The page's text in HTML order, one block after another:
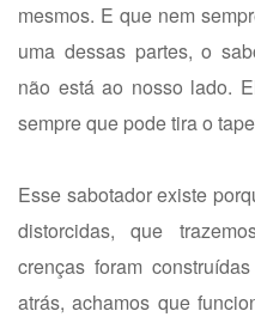
mesmos. E que nem
uma dessas partes, o
não está ao nosso lado.
sempre que pode tira o
Esse sabotador existe
distorcidas, que
crenças foram
atrás, achamos que